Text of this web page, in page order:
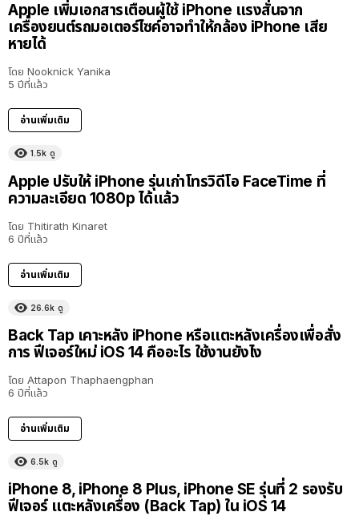
Apple เพิ่มเอกสารเตือนผู้ใช้ iPhone แรงสั่นจาก
เครื่องยนต์รถมอเตอร์ไซค์อาจทำให้กล้อง iPhone เสีย
หายได้
โดย Nooknick Yanika
5 ปีที่แล้ว
อ่านเพิ่มเติม
1.5k ดู
Apple ปรับให้ iPhone รุ่นเก่าโทรวิดีโอ FaceTime ที่
ความละเอียด 1080p ได้แล้ว
โดย Thitirath Kinaret
6 ปีที่แล้ว
อ่านเพิ่มเติม
26.6k ดู
Back Tap เคาะหลัง iPhone หรือแตะหลังเครื่องเพื่อสั่ง
การ ฟีเจอร์ใหม่ iOS 14 คืออะไร ใช้งานยังไง
โดย Attapon Thaphaengphan
6 ปีที่แล้ว
อ่านเพิ่มเติม
6.5k ดู
iPhone 8, iPhone 8 Plus, iPhone SE รุ่นที่ 2 รองรับ
ฟีเจอร์ แตะหลังเครื่อง (Back Tap) ใน iOS 14